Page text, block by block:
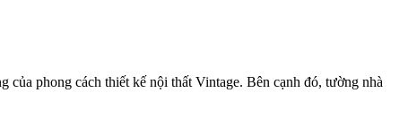
của phong cách thiết kế nội thất Vintage. Bên cạnh đó, tường nhà